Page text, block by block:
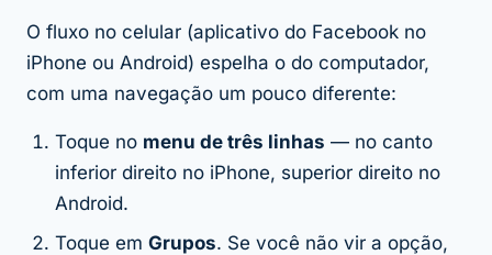
O fluxo no celular (aplicativo do Facebook no
iPhone ou Android) espelha o do computador,
com uma navegação um pouco diferente:
Toque no menu de três linhas — no canto
inferior direito no iPhone, superior direito no
Android.
Toque em Grupos. Se você não vir a opção,